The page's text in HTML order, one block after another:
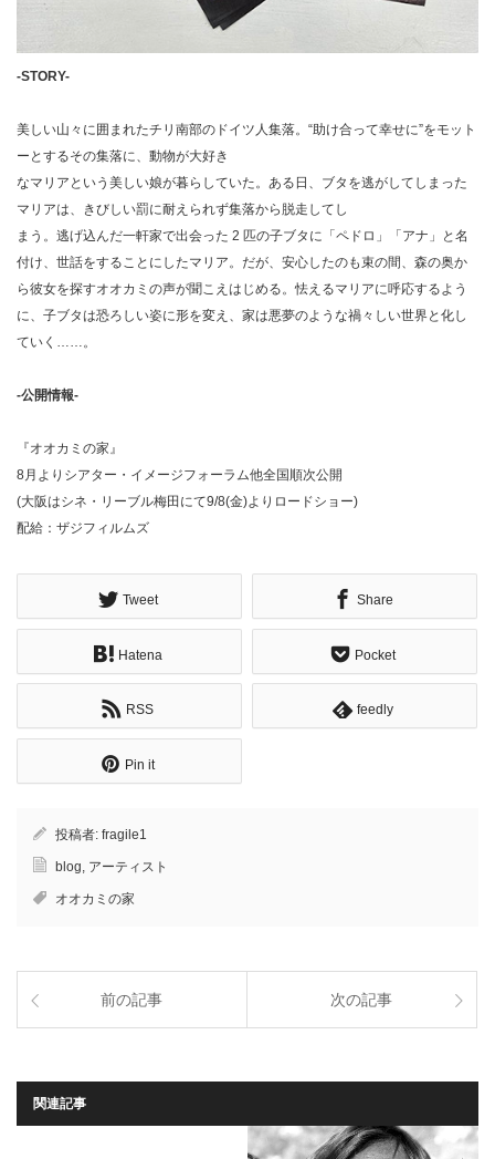
-STORY-
美しい山々に囲まれたチリ南部のドイツ人集落。“助け合って幸せに”をモット
ーとするその集落に、動物が大好き
なマリアという美しい娘が暮らしていた。ある日、ブタを逃がしてしまった
マリアは、きびしい罰に耐えられず集落から脱走してし
まう。逃げ込んだ一軒家で出会った 2 匹の子ブタに「ペドロ」「アナ」と名
付け、世話をすることにしたマリア。だが、安心したのも束の間、森の奥か
ら彼女を探すオオカミの声が聞こえはじめる。怯えるマリアに呼応するよう
に、子ブタは恐ろしい姿に形を変え、家は悪夢のような禍々しい世界と化し
ていく……。
-公開情報-
『オオカミの家』
8月よりシアター・イメージフォーラム他全国順次公開
(大阪はシネ・リーブル梅田にて9/8(金)よりロードショー)
配給：ザジフィルムズ
Tweet Share
Hatena Pocket
RSS feedly
Pin it
投稿者: fragile1
blog, アーティスト
オオカミの家
前の記事 次の記事
関連記事